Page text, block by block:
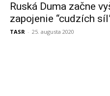
Ruská Duma začne
zapojenie “cudzích
TASR - 25. augusta 2020